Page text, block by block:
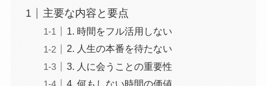
主要な内容と要点
1. 時間をフル活用しない
2. 人生の本番を待たない
3. 人に会うことの重要性
4. 何もしない時間の価値